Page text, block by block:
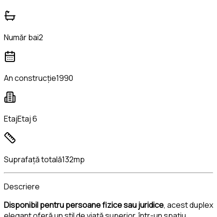
Număr bai2
An construcție1990
EtajEtaj 6
Suprafață totală132mp
Descriere
Disponibil pentru persoane fizice sau juridice, acest duplex